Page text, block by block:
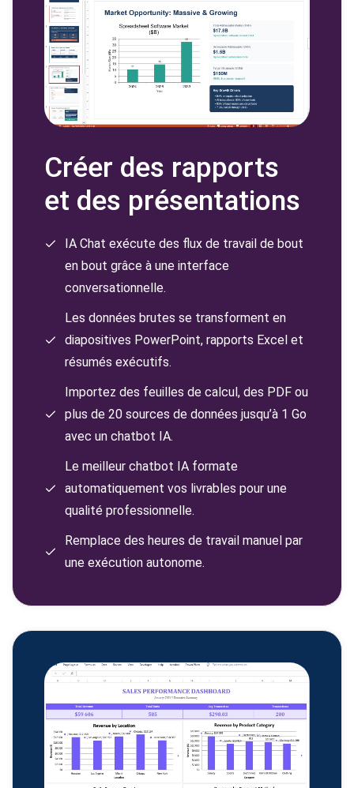
Créer des rapports
et des présentations
IA Chat exécute des flux de travail de bout
en bout grâce à une interface
conversationnelle.
Les données brutes se transforment en
diapositives PowerPoint, rapports Excel et
résumés exécutifs.
Importez des feuilles de calcul, des PDF ou
plus de 20 sources de données jusqu’à 1 Go
avec un chatbot IA.
Le meilleur chatbot IA formate
automatiquement vos livrables pour une
qualité professionnelle.
Remplace des heures de travail manuel par
une exécution autonome.